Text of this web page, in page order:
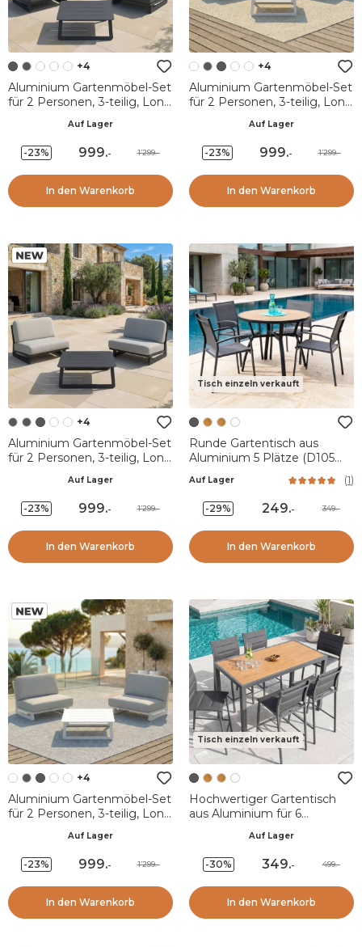
+4
Aluminium Gartenmöbel-Set
für 2 Personen, 3-teilig, Long
Auf Lager
-23% 999.- 1’299.-
In den Warenkorb
+4
Aluminium Gartenmöbel-Set
für 2 Personen, 3-teilig, Long
Auf Lager
-23% 999.- 1’299.-
In den Warenkorb
+4
Aluminium Gartenmöbel-Set
für 2 Personen, 3-teilig, Long
Auf Lager
-23% 999.- 1’299.-
In den Warenkorb
Tisch einzeln verkauft
Runde Gartentisch aus
Aluminium 5 Plätze (D105
und Holzeffekt
Auf Lager (1)
-29% 249.- 349.-
In den Warenkorb
+4
Aluminium Gartenmöbel-Set
für 2 Personen, 3-teilig, Long
Auf Lager
-23% 999.- 1’299.-
In den Warenkorb
Tisch einzeln verkauft
Hochwertiger Gartentisch
aus Aluminium für 6
H105 cm) Murano
Anthrazitgrau
Auf Lager
-30% 349.- 499.-
In den Warenkorb